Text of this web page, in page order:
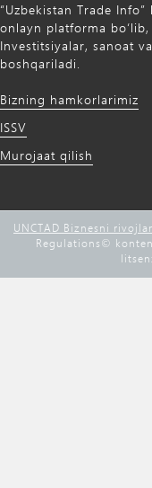
“Uzbekistan Trade
onlayn platforma bo‘lib,
Investitsiyalar, sanoat
boshqariladi.
Bizning hamkorlarimiz
ISSV
Murojaat qilish
UNCTAD Biznesni
Regulations©️